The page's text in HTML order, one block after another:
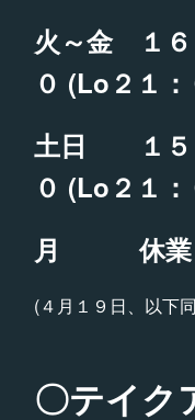
火～金 １
０ (Lo２１
土日 １５
０ (Lo２１
月 休業
(４月１９日、以下
〇テイク